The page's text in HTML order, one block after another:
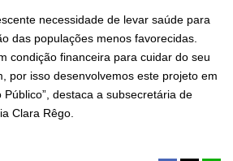
necessidade de levar saúde para
das populações menos favorecidas.
condição financeira para cuidar do seu
por isso desenvolvemos este projeto em
destaca a subsecretária de
Clara Rêgo.